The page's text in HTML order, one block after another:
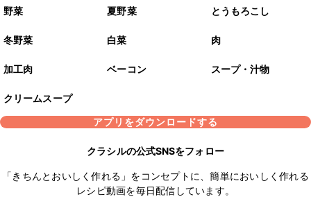
野菜 夏野菜 とうもろこし
冬野菜 白菜 肉
加工肉 ベーコン スープ・汁物
クリームスープ
アプリをダウンロードする
クラシルの公式SNSをフォロー
「きちんとおいしく作れる」をコンセプトに、簡単においしく作れる
レシピ動画を毎日配信しています。